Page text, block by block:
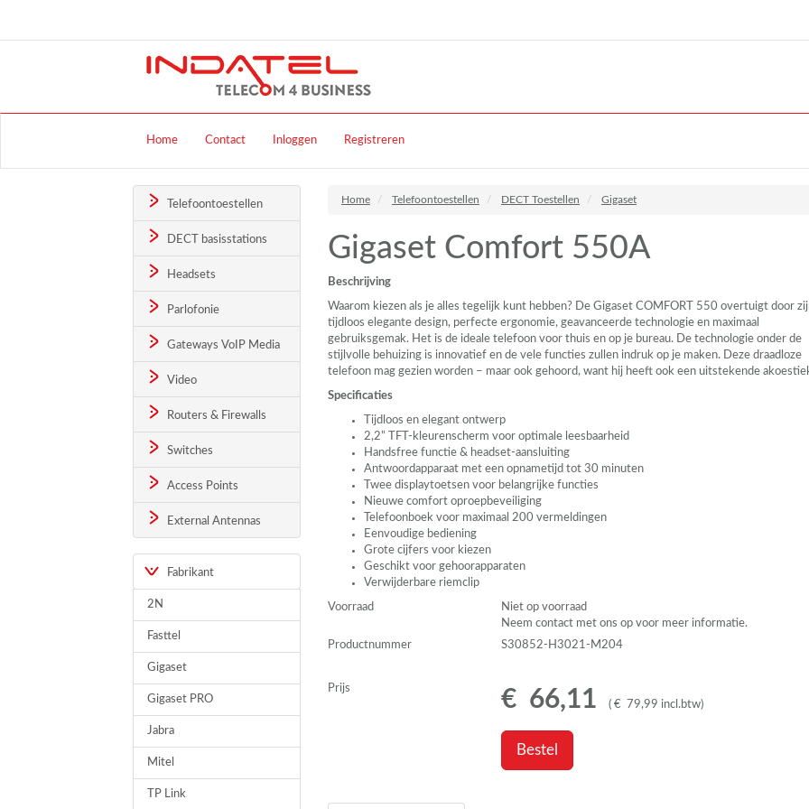
Home Contact Inloggen Registreren
Telefoontoestellen
DECT basisstations
Headsets
Parlofonie
Gateways VoIP Media
Video
Routers & Firewalls
Switches
Access Points
External Antennas
Fabrikant
2N
Fasttel
Gigaset
Gigaset PRO
Jabra
Mitel
TP Link
Home Telefoontoestellen DECT Toestellen Gigaset
Gigaset Comfort 550A
Beschrijving
Waarom kiezen als je alles tegelijk kunt hebben? De Gigaset COMFORT
550 overtuigt door
tijdloos elegante design, perfecte ergonomie, geavanceerde technologie en maximaal
gebruiksgemak. Het is de ideale telefoon voor thuis en op je bureau. De technologie onder de
stijlvolle behuizing is innovatief en de vele functies zullen indruk op je maken. Deze draadloze
telefoon mag gezien worden – maar ook gehoord, want hij heeft ook een uitstekende
Specificaties
Tijdloos en elegant ontwerp
2,2”
TFT -kleurenscherm voor optimale leesbaarheid
Handsfree functie & headset-aansluiting
Antwoordapparaat met een opnametijd tot 30 minuten
Twee displaytoetsen voor belangrijke functies
Nieuwe comfort oproepbeveiliging
Telefoonboek voor maximaal 200 vermeldingen
Eenvoudige bediening
Grote cijfers voor kiezen
Geschikt voor gehoorapparaten
Verwijderbare riemclip
Voorraad
Niet op voorraad
Neem contact met ons op voor meer informatie.
Productnummer
S30852-H3021-M204
Prijs € 66,11 ( € 79,99 incl.btw)
Bestel